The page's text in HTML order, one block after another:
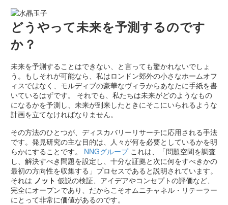
どうやって未来を予測するのです
か？
未来を予測することはできない、と言っても驚かれないでしょ
う。もしそれが可能なら、私はロンドン郊外の小さなホームオフ
ィスではなく、モルディブの豪華なヴィラからあなたに手紙を書
いているはずです。 それでも、私たちは未来がどのようなもの
になるかを予測し、未来が到来したときにそこにいられるような
計画を立てなければなりません。
その方法のひとつが、ディスカバリーリサーチに応用される手法
です。発見研究の主な目的は、人々が何を必要としているかを明
らかにすることです。 NNGグループこれは、「問題空間を調査
し、解決すべき問題を設定し、十分な証拠と次に何をすべきかの
最初の方向性を収集する」プロセスであると説明されています。
それは ノット 仮説の検証、アイデアやコンセプトの評価など、
完全にオープンであり、だからこそオムニチャネル・リテーラー
にとって非常に価値があるのです。